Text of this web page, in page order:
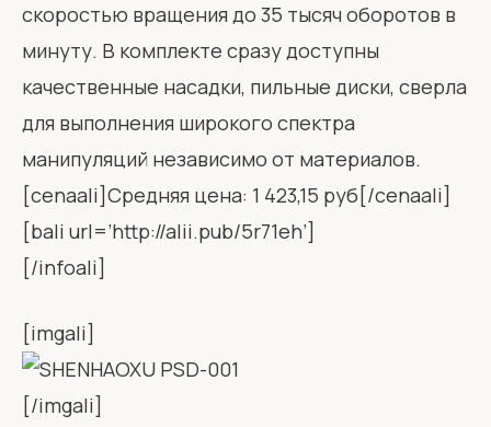
скоростью вращения до 35 тысяч оборотов в
минуту. В комплекте сразу доступны
качественные насадки, пильные диски, сверла
для выполнения широкого спектра
манипуляций независимо от материалов.
[cenaali]Средняя цена: 1 423,15 руб[/cenaali]
[bali url=’http://alii.pub/5r71eh’]
[/infoali]
[imgali]
[/imgali]